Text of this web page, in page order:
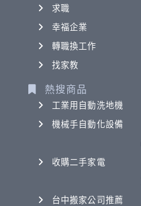
求職
幸福企業
轉職換工作
找家教
熱搜商品
工業用自動洗地機
機械手自動化設備
收購二手家電
台中搬家公司推薦